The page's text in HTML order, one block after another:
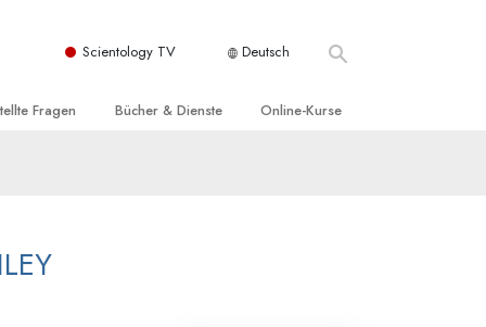
Scientology TV Deutsch
Fragen
der Scientology
Bücher & Dienste Online-Kurse